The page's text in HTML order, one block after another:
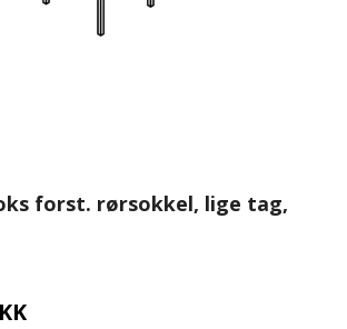
forst. rørsokkel, lige tag,